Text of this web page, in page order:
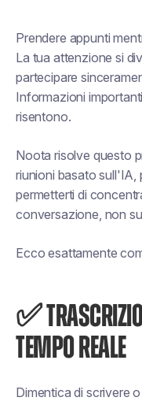
Prendere appunti
La tua attenzione si
partecipare
Informazioni
risentono.
Noota risolve questo
riunioni basato
permetterti di
conversazione, non
Ecco esattamente
✅
TEMPO REALE
Dimentica di scrivere